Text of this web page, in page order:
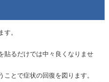
。
貼るだけでは中々良くなりませ
とで症状の回復を図ります。